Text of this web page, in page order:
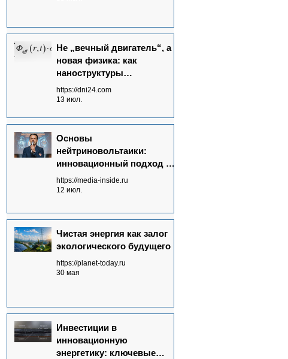
Не „вечный двигатель“, а
новая физика: как
наноструктуры
преобразуют потоки
излучений в электричество
https://dni24.com
13 июл.
Основы
нейтриновольтаики:
инновационный подход к
энергетике будущего
https://media-inside.ru
12 июл.
Чистая энергия как залог
экологического будущего
https://planet-today.ru
30 мая
Инвестиции в
инновационную
энергетику: ключевые